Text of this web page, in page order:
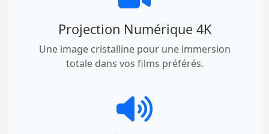
Projection Numérique 4K
Une image cristalline pour une immersion
totale dans vos films préférés.